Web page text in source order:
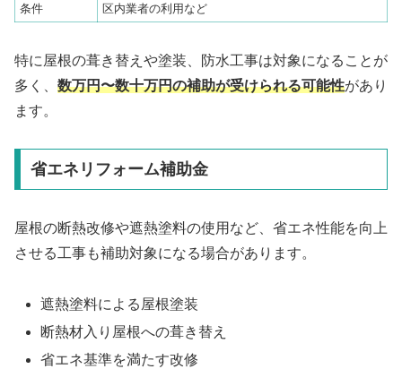
条件
区内業者の利用など
特に屋根の葺き替えや塗装、防水工事は対象になることが
多く、 数万円〜数十万円の補助が受けられる可能性があり
ます。
省エネリフォーム補助金
屋根の断熱改修や遮熱塗料の使用など、省エネ性能を向上
させる工事も補助対象になる場合があります。
遮熱塗料による屋根塗装
断熱材入り屋根への葺き替え
省エネ基準を満たす改修